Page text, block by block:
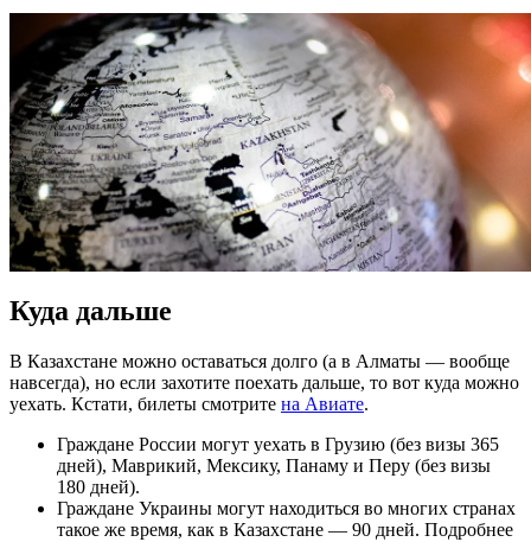
Куда дальше
В Казахстане можно оставаться долго (а в Алматы — вообще
навсегда), но если захотите поехать дальше, то вот куда можно
уехать. Кстати, билеты смотрите на Авиате.
Граждане России могут уехать в Грузию (без визы 365
дней), Маврикий, Мексику, Панаму и Перу (без визы
180 дней).
Граждане Украины могут находиться во многих странах
такое же время, как в Казахстане — 90 дней. Подробнее